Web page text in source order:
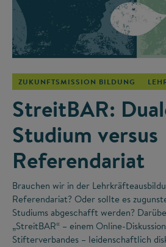
ZUKUNFTSMISSION BILDUNG
StreitBAR:
Studium versus
Referendariat
Brauchen wir in der
Referendariat? Oder sollte es
Studiums abgeschafft werden?
„StreitBAR“ – einem Online-
Stifterverbandes – leidenschaftlich